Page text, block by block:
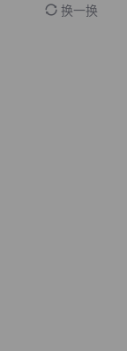
换一换